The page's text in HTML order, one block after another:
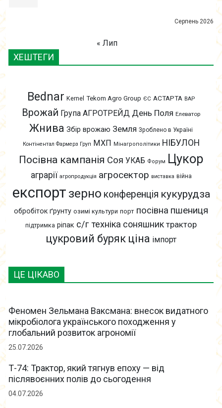
ЦЕ ЦІКАВО
Феномен Зельмана Ваксмана: внесок видатного
мікробіолога українського походження у
глобальний розвиток агрономії
25.07.2026
Т-74: Трактор, який тягнув епоху — від
післявоєнних полів до сьогодення
04.07.2026
Серпень 2026
« Лип
ХЕШТЕГИ
Bednar Kernel Tekom Agro Group ЄС АСТАРТА ВАР
Врожай Група АГРОТРЕЙД День Поля Елеватор
Жнива Збір врожаю Земля Зроблено в Україні
Контінентал Фармерз Груп МХП Мінагрополітики НІБУЛОН
Посівна кампанія Соя УКАБ Форум Цукор
аграрії агропродукція агросектор виставка війна
експорт зерно конференція кукурудза
обробіток ґрунту озимі культури порт посівна пшениця
підтримка ріпак с/г техніка соняшник трактор
цукровий буряк ціна імпорт